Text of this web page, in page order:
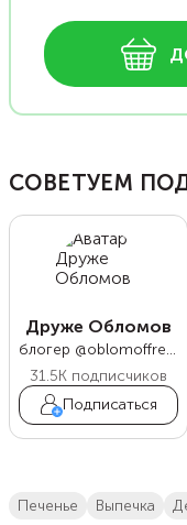
СОВЕТУЕМ
Друже Обломов
блогер @oblomoffrecipe
31.5K подписчиков
Подписаться
печенье выпечка